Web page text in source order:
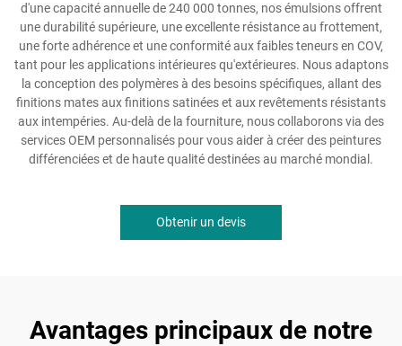
d'une capacité annuelle de 240 000 tonnes, nos émulsions offrent
une durabilité supérieure, une excellente résistance au frottement,
une forte adhérence et une conformité aux faibles teneurs en COV,
tant pour les applications intérieures qu'extérieures. Nous adaptons
la conception des polymères à des besoins spécifiques, allant des
finitions mates aux finitions satinées et aux revêtements résistants
aux intempéries. Au-delà de la fourniture, nous collaborons via des
services OEM personnalisés pour vous aider à créer des peintures
différenciées et de haute qualité destinées au marché mondial.
Obtenir un devis
Avantages principaux de notre